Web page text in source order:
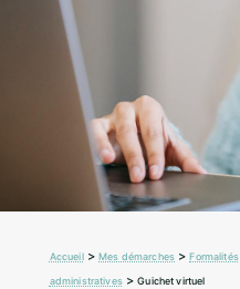
Accueil>Mes démarches >Formalités
administratives>Guichet virtuel